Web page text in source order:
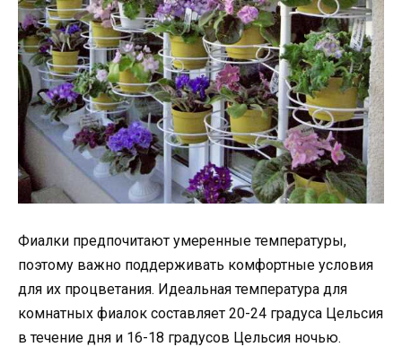
Фиалки предпочитают умеренные температуры,
поэтому важно поддерживать комфортные условия
для их процветания. Идеальная температура для
комнатных фиалок составляет 20-24 градуса Цельсия
в течение дня и 16-18 градусов Цельсия ночью.